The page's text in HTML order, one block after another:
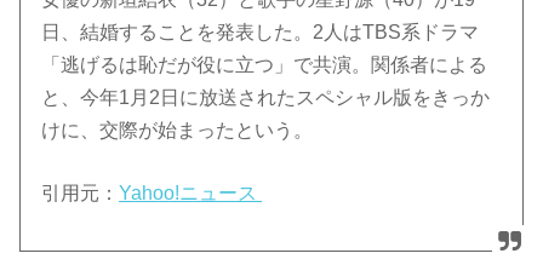
日、結婚することを発表した。2人はTBS系ドラマ
「逃げるは恥だが役に立つ」で共演。関係者による
と、今年1月2日に放送されたスペシャル版をきっか
けに、交際が始まったという。
引用元：Yahoo!ニュース